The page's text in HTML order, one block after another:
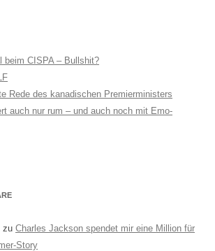
beim CISPA – Bullshit?
Rede des kanadischen Premierministers
auch nur rum – und auch noch mit Emo-
zu Charles Jackson spendet mir eine Million für
Story